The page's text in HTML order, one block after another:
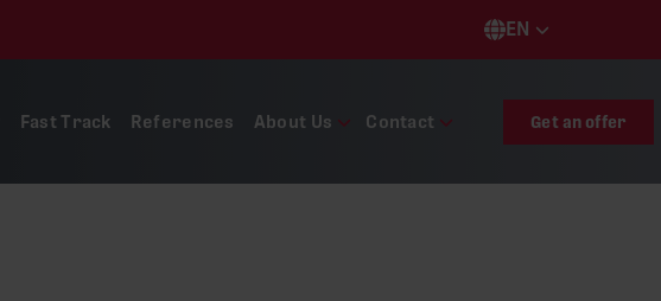
EN
Languages
Fast Track References About Us Contact Get an offer